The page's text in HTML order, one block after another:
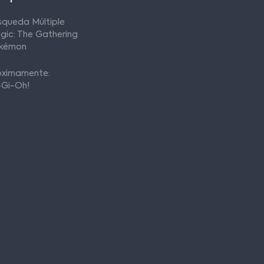
Múltiple
The Gathering
Gi-Oh!